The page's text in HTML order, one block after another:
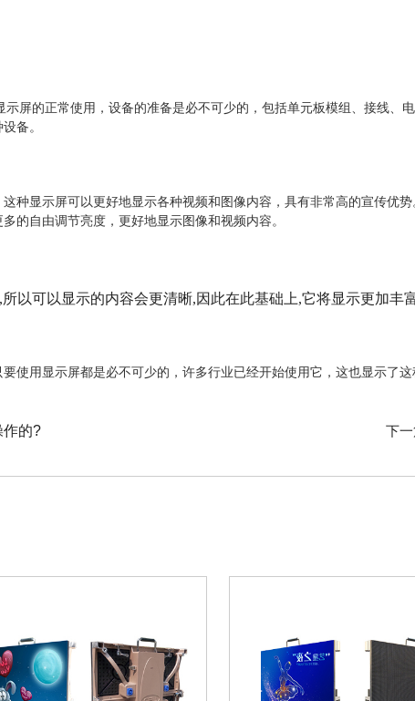
屏的正常使用，设备的准备是必不可少的，包括单元板模组、接线、
备。
种显示屏可以更好地显示各种视频和图像内容，具有非常高的宣传优
的自由调节亮度，更好地显示图像和视频内容。
以可以显示的内容会更清晰,因此在此基础上,它将显示更加丰
使用显示屏都是必不可少的，许多行业已经开始使用它，这也显示了这
作的? 下一